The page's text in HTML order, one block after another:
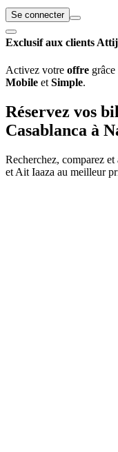
Se connecter
Exclusif aux clients
Activez votre offre
Mobile et Simple.
Réservez vos
Casablanca à
Recherchez, comparez
et Ait Iaaza au meilleur